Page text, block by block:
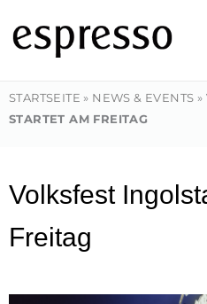
Inhalt
springen
STARTSEITE » NEWS & EVENTS »
STARTET AM FREITAG
Volksfest
Freitag